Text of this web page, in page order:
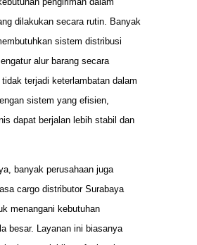
dilakukan secara rutin. Banyak
sistem distribusi
alur barang secara
terjadi keterlambatan dalam
sistem yang efisien,
dapat berjalan lebih stabil dan
banyak perusahaan juga
cargo distributor Surabaya
menangani kebutuhan
besar. Layanan ini biasanya